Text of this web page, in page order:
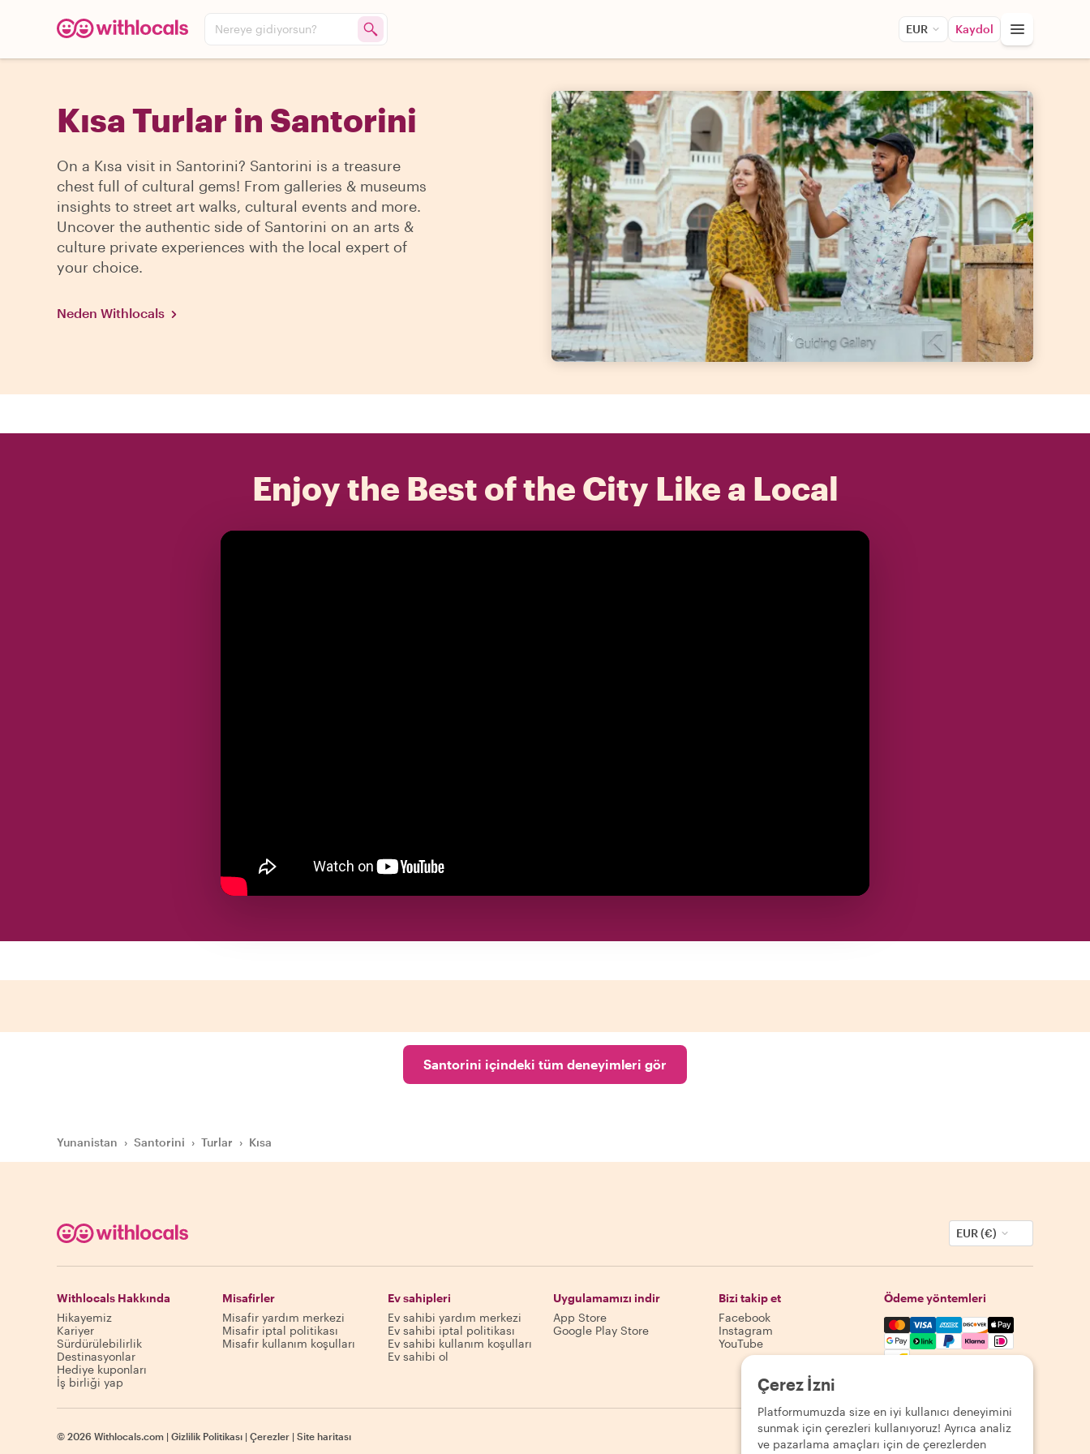
Nereye gidiyorsun? EUR Kaydol
Kısa Turlar in Santorini
On a Kısa visit in Santorini? Santorini is a treasure
chest full of cultural gems! From galleries & museums
insights to street art walks, cultural events and more.
Uncover the authentic side of Santorini on an arts &
culture private experiences with the local expert of
your choice.
Neden Withlocals
Enjoy the Best of the City Like a Local
Santorini içindeki tüm deneyimleri gör
Yunanistan › Santorini › Turlar › Kısa
EUR (€)
Withlocals Hakkında
Hikayemiz
Kariyer
Sürdürülebilirlik
Destinasyonlar
Hediye kuponları
İş birliği yap
Misafirler
Misafir yardım merkezi
Misafir iptal politikası
Misafir kullanım koşulları
Ev sahipleri
Ev sahibi yardım merkezi
Ev sahibi iptal politikası
Ev sahibi kullanım koşulları
Ev sahibi ol
Uygulamamızı indir
App Store
Google Play Store
Bizi takip et
Facebook
Instagram
YouTube
Ödeme yöntemleri
Mastercard, Visa, Amex,
© 2026 Withlocals.com | Gizlilik Politikası | Çerezler | Site haritası
Çerez İzni
Platformumuzda size en iyi kullanıcı deneyimini
sunmak için çerezleri kullanıyoruz! Ayrıca analiz
ve pazarlama amaçları için de çerezlerden